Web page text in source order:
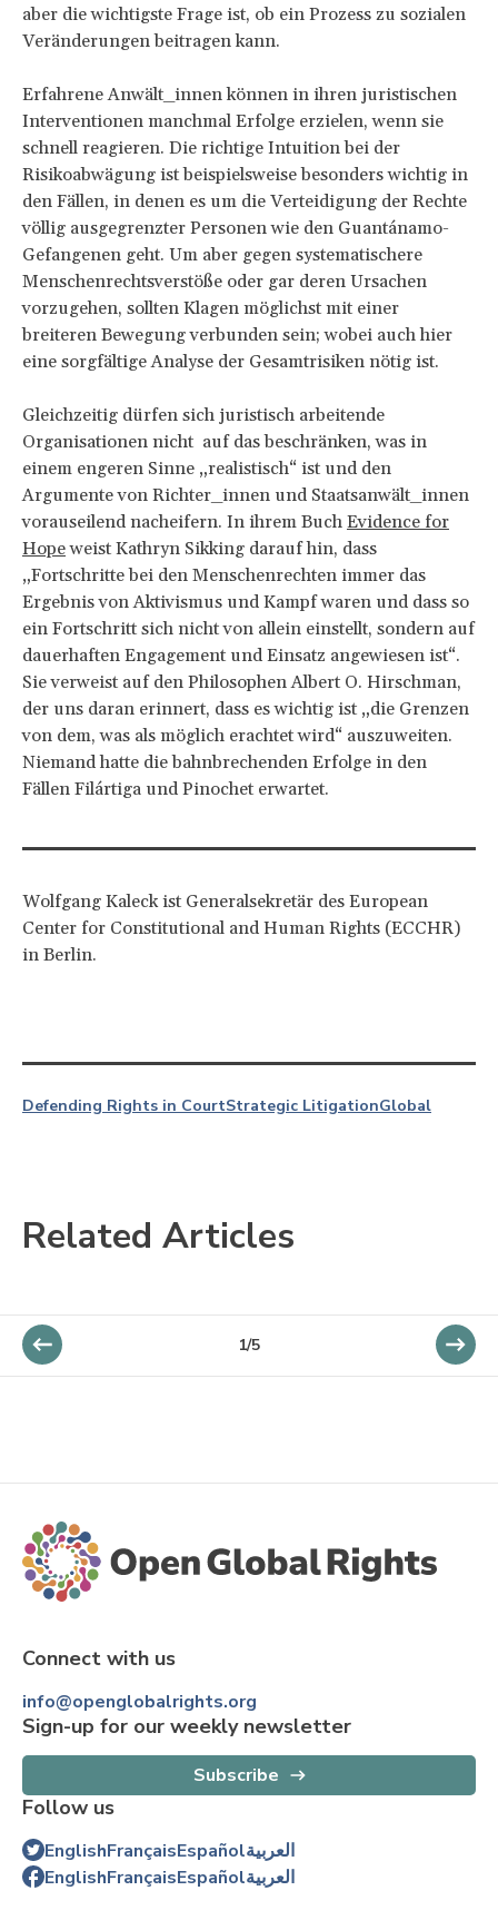
aber die wichtigste Frage ist, ob ein Prozess zu sozialen
Veränderungen beitragen kann.
Erfahrene Anwält_innen können in ihren juristischen
Interventionen manchmal Erfolge erzielen, wenn sie
schnell reagieren. Die richtige Intuition bei der
Risikoabwägung ist beispielsweise besonders wichtig in
den Fällen, in denen es um die Verteidigung der Rechte
völlig ausgegrenzter Personen wie den Guantánamo-
Gefangenen geht. Um aber gegen systematischere
Menschenrechtsverstöße oder gar deren Ursachen
vorzugehen, sollten Klagen möglichst mit einer
breiteren Bewegung verbunden sein; wobei auch hier
eine sorgfältige Analyse der Gesamtrisiken nötig ist.
Gleichzeitig dürfen sich juristisch arbeitende
Organisationen nicht auf das beschränken, was in
einem engeren Sinne „realistisch“ ist und den
Argumente von Richter_innen und Staatsanwält_innen
vorauseilend nacheifern. In ihrem Buch Evidence for
Hopeweist Kathryn Sikking darauf hin, dass
„Fortschritte bei den Menschenrechten immer das
Ergebnis von Aktivismus und Kampf waren und dass so
ein Fortschritt sich nicht von allein einstellt, sondern auf
dauerhaften Engagement und Einsatz angewiesen ist“.
Sie verweist auf den Philosophen Albert O. Hirschman,
der uns daran erinnert, dass es wichtig ist „die Grenzen
von dem, was als möglich erachtet wird“ auszuweiten.
Niemand hatte die bahnbrechenden Erfolge in den
Fällen Filártiga und Pinochet erwartet.
Wolfgang Kaleck ist Generalsekretär des European
Center for Constitutional and Human Rights (ECCHR)
in Berlin.
Defending Rights in CourtStrategic LitigationGlobal
Related Articles
1/5
Connect with us
info@openglobalrights.org
Sign-up for our weekly newsletter
Subscribe
Follow us
EnglishFrançaisEspañolالعربية
EnglishFrançaisEspañolالعربية